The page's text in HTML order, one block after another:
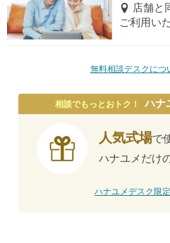
店舗と
ご利用い
無料相談デスクにつ
相談でもっとおトク！ ハナ
人気式場で
ハナユメだけ
ハナユメデスク限